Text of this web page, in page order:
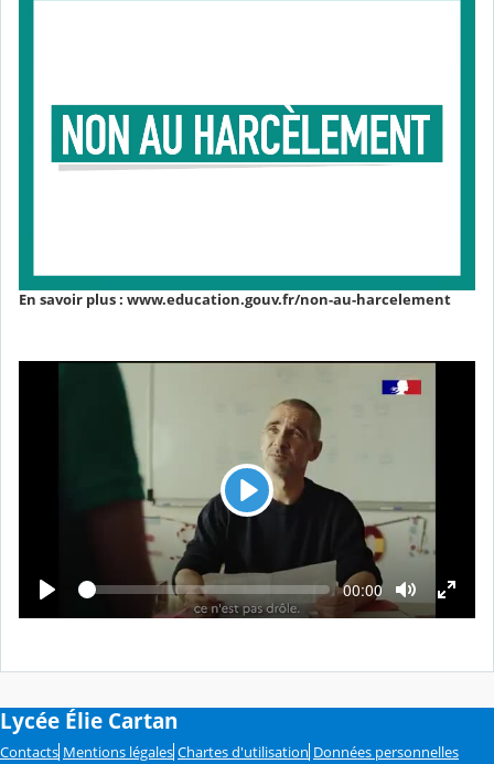
En savoir plus : www.education.gouv.fr/non-au-harcelement
L
t
u
L
e
c
e
T
m
é
u
é
00:00
Lycée Élie Cartan
Contacts Mentions légales Chartes d'utilisation Données personnelles